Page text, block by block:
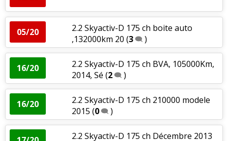
05/20
2.2 Skyactiv-D 175 ch boite auto
,132000km 20 (3 )
16/20
2.2 Skyactiv-D 175 ch BVA, 105000Km,
2014, Sé (2 )
16/20
2.2 Skyactiv-D 175 ch 210000 modele
2015 (0 )
2.2 Skyactiv-D 175 ch Décembre 2013